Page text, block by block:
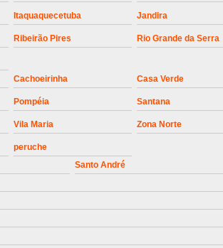
Itaquaquecetuba Jandira
Ribeirão Pires Rio Grande da Serra
Cachoeirinha Casa Verde
Pompéia Santana
Vila Maria Zona Norte
peruche
Santo André